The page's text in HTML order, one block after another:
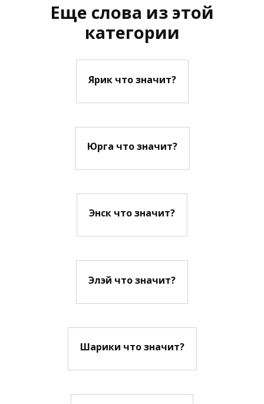
Еще слова из этой
категории
Ярик что значит?
Юрга что значит?
Энск что значит?
Элэй что значит?
Шарики что значит?